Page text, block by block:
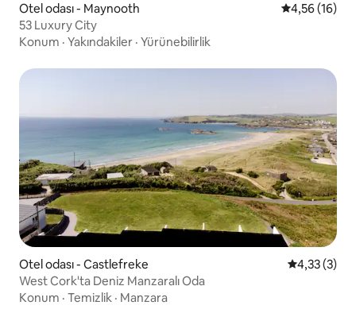
Otel odası - Maynooth 5 üzerinden
4,56 (16)
53 Luxury City
Konum · Yakındakiler · Yürünebilirlik
Otel odası - Castlefreke 5 üzerinden
4,33 (3)
West Cork'ta Deniz Manzaralı Oda
Konum · Temizlik · Manzara